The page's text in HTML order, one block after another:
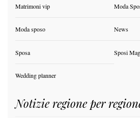
Matrimoni vip Moda
Moda sposo News
Sposa Sposi
Wedding planner
Notizie regione per